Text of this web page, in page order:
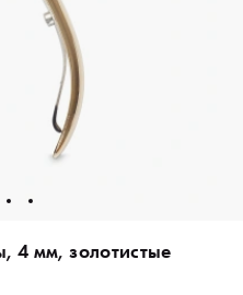
4 мм, золотистые